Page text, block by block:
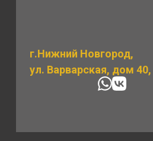
г.Нижний Новгород,
ул. Варварская, дом